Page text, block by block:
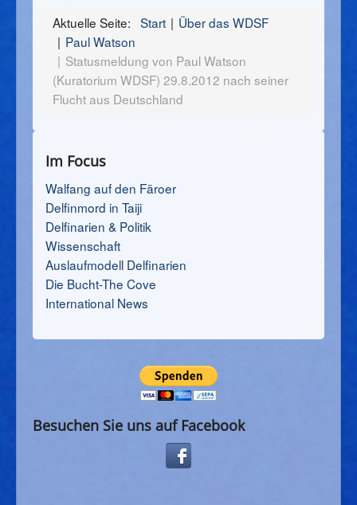
Aktuelle Seite: Start
Über das WDSF
Paul Watson
Statusmeldung von Paul Watson
(Kuratorium WDSF) 29.8.2012 nach seiner
Flucht aus Deutschland
Im Focus
Walfang auf den Färoer
Delfinmord in Taiji
Delfinarien & Politik
Wissenschaft
Auslaufmodell Delfinarien
Die Bucht-The Cove
International News
Besuchen Sie uns auf Facebook